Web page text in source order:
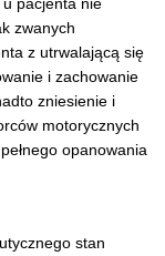
zwanych
z utrwalającą się
i zachowanie
zniesienie i
motorycznych
opanowania
stan